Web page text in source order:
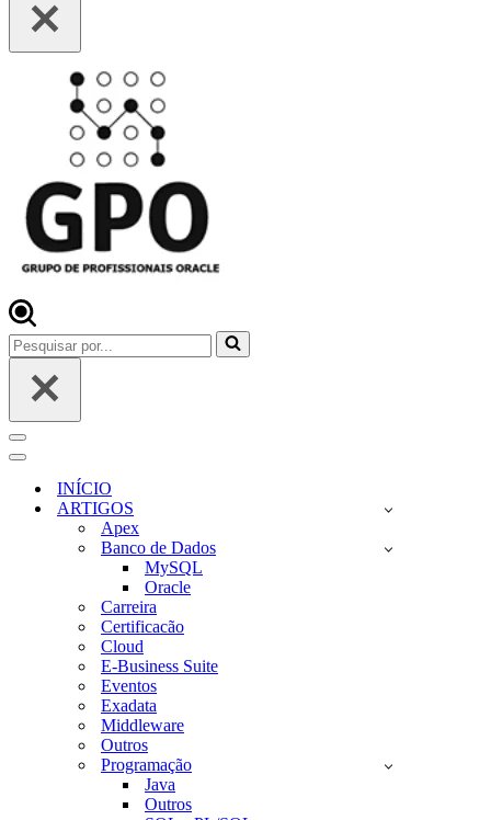
Pesquisar
por...
Menu
de
navegação
Menu
navegaçãoINÍCIO
ARTIGOS
Apex
Banco de Dados
MySQL
Oracle
Carreira
Certificacão
Cloud
E-Business Suite
Eventos
Exadata
Middleware
Outros
Programação
Java
Outros